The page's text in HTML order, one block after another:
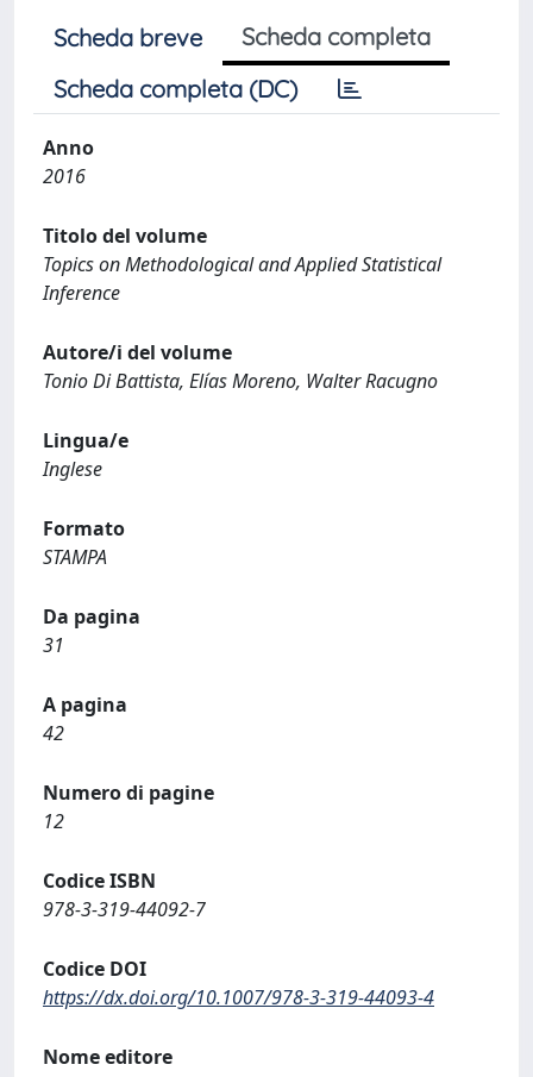
Scheda breve
Scheda completa
Scheda completa (DC)
Anno
2016
Titolo del volume
Topics on Methodological and Applied Statistical
Inference
Autore/i del volume
Tonio Di Battista, Elías Moreno, Walter Racugno
Lingua/e
Inglese
Formato
STAMPA
Da pagina
31
A pagina
42
Numero di pagine
12
Codice ISBN
978-3-319-44092-7
Codice DOI
https://dx.doi.org/10.1007/978-3-319-44093-4
Nome editore